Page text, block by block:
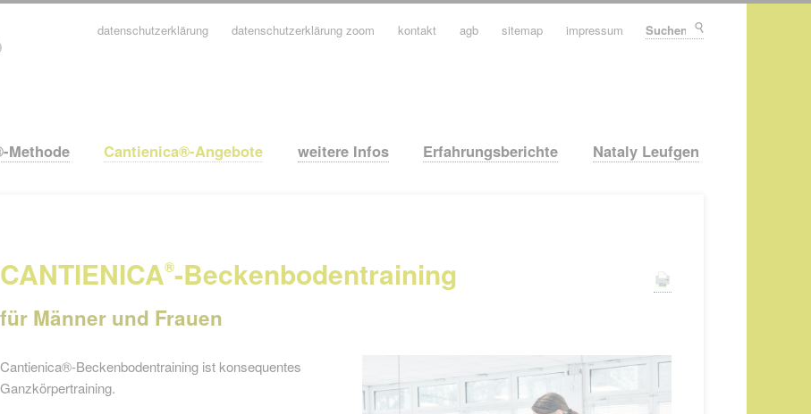
Methode Cantienica®-Angebote weitere Infos Erfahrungsberichte Nataly Leufgen
überspringen
datenschutzerklärung datenschutzerklärung zoom kontakt agb sitemap impressum
CANTIENICA®-Beckenbodentraining
für Männer und Frauen
Cantienica®-Beckenbodentraining ist konsequentes
Ganzkörpertraining.